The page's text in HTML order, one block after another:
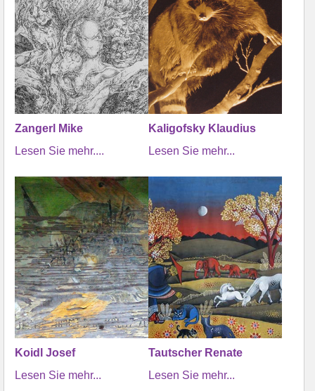
Zangerl Mike
Lesen Sie mehr....
Kaligofsky Klaudius
Lesen Sie mehr...
Koidl Josef
Lesen Sie mehr...
Tautscher Renate
Lesen Sie mehr...